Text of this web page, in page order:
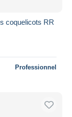
coquelicots RR
Professionnel